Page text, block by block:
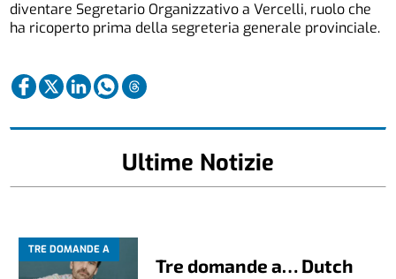
diventare Segretario Organizzativo a Vercelli, ruolo che
ha ricoperto prima della segreteria generale provinciale.
Ultime Notizie
TRE DOMANDE A
Tre domande a… Dutch